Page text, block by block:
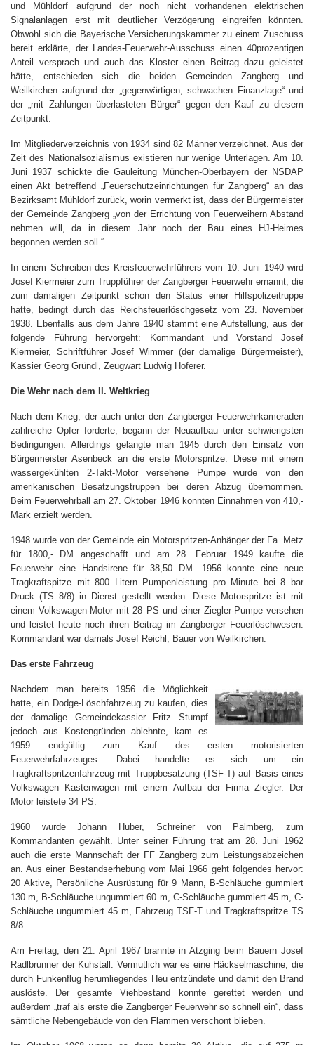
und Mühldorf aufgrund der noch nicht vorhandenen elektrischen
Signalanlagen erst mit deutlicher Verzögerung eingreifen könnten.
Obwohl sich die Bayerische Versicherungskammer zu einem Zuschuss
bereit erklärte, der Landes-Feuerwehr-Ausschuss einen 40prozentigen
Anteil versprach und auch das Kloster einen Beitrag dazu geleistet
hätte, entschieden sich die beiden Gemeinden Zangberg und
Weilkirchen aufgrund der „gegenwärtigen, schwachen Finanzlage“ und
der „mit Zahlungen überlasteten Bürger“ gegen den Kauf zu diesem
Zeitpunkt.
Im Mitgliederverzeichnis von 1934 sind 82 Männer verzeichnet. Aus der
Zeit des Nationalsozialismus existieren nur wenige Unterlagen. Am 10.
Juni 1937 schickte die Gauleitung München-Oberbayern der NSDAP
einen Akt betreffend „Feuerschutzeinrichtungen für Zangberg“ an das
Bezirksamt Mühldorf zurück, worin vermerkt ist, dass der Bürgermeister
der Gemeinde Zangberg „von der Errichtung von Feuerweihern Abstand
nehmen will, da in diesem Jahr noch der Bau eines HJ-Heimes
begonnen werden soll.“
In einem Schreiben des Kreisfeuerwehrführers vom 10. Juni 1940 wird
Josef Kiermeier zum Truppführer der Zangberger Feuerwehr ernannt, die
zum damaligen Zeitpunkt schon den Status einer Hilfspolizeitruppe
hatte, bedingt durch das Reichsfeuerlöschgesetz vom 23. November
1938. Ebenfalls aus dem Jahre 1940 stammt eine Aufstellung, aus der
folgende Führung hervorgeht: Kommandant und Vorstand Josef
Kiermeier, Schriftführer Josef Wimmer (der damalige Bürgermeister),
Kassier Georg Gründl, Zeugwart Ludwig Hoferer.
Die Wehr nach dem II. Weltkrieg
Nach dem Krieg, der auch unter den Zangberger Feuerwehrkameraden
zahlreiche Opfer forderte, begann der Neuaufbau unter schwierigsten
Bedingungen. Allerdings gelangte man 1945 durch den Einsatz von
Bürgermeister Asenbeck an die erste Motorspritze. Diese mit einem
wassergekühlten 2-Takt-Motor versehene Pumpe wurde von den
amerikanischen Besatzungstruppen bei deren Abzug übernommen.
Beim Feuerwehrball am 27. Oktober 1946 konnten Einnahmen von 410,-
Mark erzielt werden.
1948 wurde von der Gemeinde ein Motorspritzen-Anhänger der Fa. Metz
für 1800,- DM angeschafft und am 28. Februar 1949 kaufte die
Feuerwehr eine Handsirene für 38,50 DM. 1956 konnte eine neue
Tragkraftspitze mit 800 Litern Pumpenleistung pro Minute bei 8 bar
Druck (TS 8/8) in Dienst gestellt werden. Diese Motorspritze ist mit
einem Volkswagen-Motor mit 28 PS und einer Ziegler-Pumpe versehen
und leistet heute noch ihren Beitrag im Zangberger Feuerlöschwesen.
Kommandant war damals Josef Reichl, Bauer von Weilkirchen.
Das erste Fahrzeug
Nachdem man bereits 1956 die Möglichkeit
hatte, ein Dodge-Löschfahrzeug zu kaufen, dies
der damalige Gemeindekassier Fritz Stumpf
jedoch aus Kostengründen ablehnte, kam es
1959 endgültig zum Kauf des ersten motorisierten
Feuerwehrfahrzeuges. Dabei handelte es sich um ein
Tragkraftspritzenfahrzeug mit Truppbesatzung (TSF-T) auf Basis eines
Volkswagen Kastenwagen mit einem Aufbau der Firma Ziegler. Der
Motor leistete 34 PS.
1960 wurde Johann Huber, Schreiner von Palmberg, zum
Kommandanten gewählt. Unter seiner Führung trat am 28. Juni 1962
auch die erste Mannschaft der FF Zangberg zum Leistungsabzeichen
an. Aus einer Bestandserhebung vom Mai 1966 geht folgendes hervor:
20 Aktive, Persönliche Ausrüstung für 9 Mann, B-Schläuche gummiert
130 m, B-Schläuche ungummiert 60 m, C-Schläuche gummiert 45 m, C-
Schläuche ungummiert 45 m, Fahrzeug TSF-T und Tragkraftspritze TS
8/8.
Am Freitag, den 21. April 1967 brannte in Atzging beim Bauern Josef
Radlbrunner der Kuhstall. Vermutlich war es eine Häckselmaschine, die
durch Funkenflug herumliegendes Heu entzündete und damit den Brand
auslöste. Der gesamte Viehbestand konnte gerettet werden und
außerdem „traf als erste die Zangberger Feuerwehr so schnell ein“, dass
sämtliche Nebengebäude von den Flammen verschont blieben.